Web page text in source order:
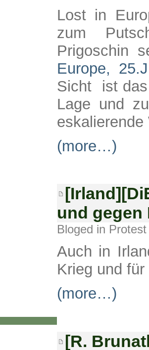
Lost in
zum
Prigoschin
Europe,
Sicht ist das
Lage und
eskalierende
(more…)
und
Bloged in Protest
Auch in
Krieg und
(more…)
[R.